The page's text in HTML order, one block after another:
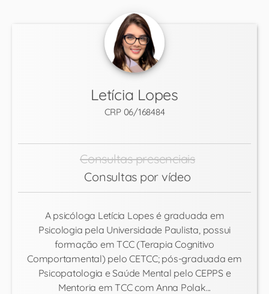
Letícia Lopes
CRP 06/168484
Consultas presenciais
Consultas por vídeo
A psicóloga Letícia Lopes é graduada em
Psicologia pela Universidade Paulista, possui
formação em TCC (Terapia Cognitivo
Comportamental) pelo CETCC; pós-graduada em
Psicopatologia e Saúde Mental pelo CEPPS e
Mentoria em TCC com Anna Polak...